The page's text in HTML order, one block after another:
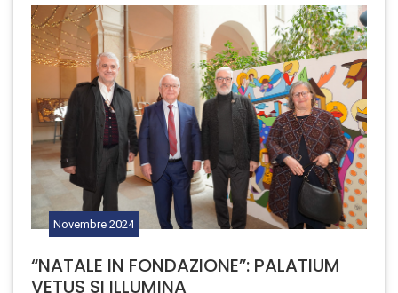
Novembre 2024
“NATALE IN FONDAZIONE”: PALATIUM
VETUS SI ILLUMINA